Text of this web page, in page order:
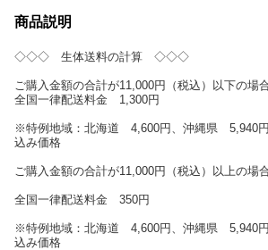
商品説明
◇◇◇ 生体送料の計算 ◇◇◇
ご購入金額の合計が11,000円（税込）以下の場
全国一律配送料金 1,300円
※特例地域：北海道 4,600円、沖縄県 5,940
込み価格
ご購入金額の合計が11,000円（税込）以上の場
全国一律配送料金 350円
※特例地域：北海道 4,600円、沖縄県 5,940
込み価格